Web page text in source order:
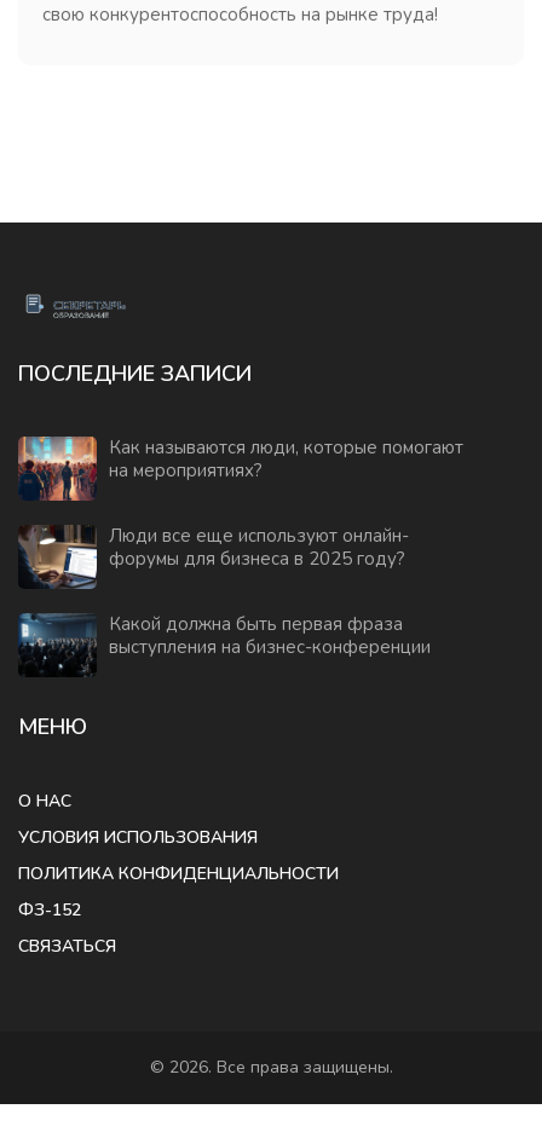
свою конкурентоспособность на рынке труда!
ПОСЛЕДНИЕ ЗАПИСИ
Как называются люди, которые помогают
на мероприятиях?
Люди все еще используют онлайн-
форумы для бизнеса в 2025 году?
Какой должна быть первая фраза
выступления на бизнес-конференции
МЕНЮ
О НАС
УСЛОВИЯ ИСПОЛЬЗОВАНИЯ
ПОЛИТИКА КОНФИДЕНЦИАЛЬНОСТИ
ФЗ-152
СВЯЗАТЬСЯ
© 2026. Все права защищены.